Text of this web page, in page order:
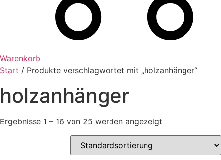
Warenkorb
Start / Produkte verschlagwortet mit „holzanhänger“
holzanhänger
Ergebnisse 1 – 16 von 25 werden angezeigt